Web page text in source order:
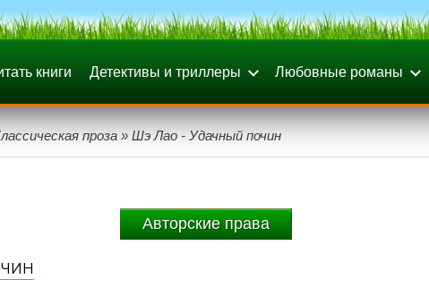
книги Детективы и триллеры Любовные романы
проза » Шэ Лао - Удачный почин
Авторские права